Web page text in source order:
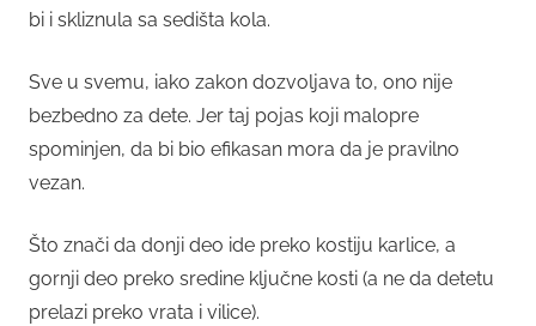
bi i skliznula sa sedišta kola.
Sve u svemu, iako zakon dozvoljava to, ono nije
bezbedno za dete. Jer taj pojas koji malopre
spominjen, da bi bio efikasan mora da je pravilno
vezan.
Što znači da donji deo ide preko kostiju karlice, a
gornji deo preko sredine ključne kosti (a ne da detetu
prelazi preko vrata i vilice).